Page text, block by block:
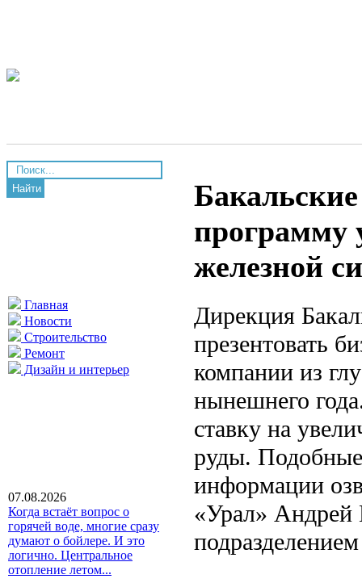
Найти
Главная
Новости
Строительство
Ремонт
Дизайн и интерьер
07.08.2026
Когда встаёт вопрос о
горячей воде, многие сразу
думают о бойлере. И это
логично. Центральное
отопление летом...
программу
железной
Дирекция
презентовать
компании из
нынешнего
ставку на
руды. Подобные
информации
«Урал» Андрей